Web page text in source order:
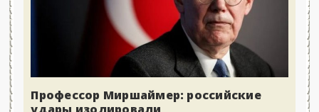
Профессор Миршаймер: российские